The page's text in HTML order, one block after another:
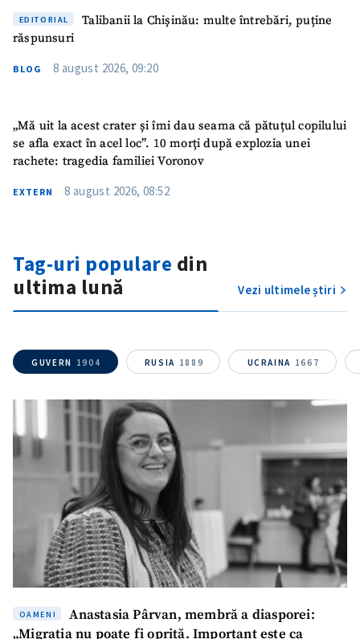
EDITORIAL
Talibanii la Chișinău: multe întrebări, puține
răspunsuri
BLOG 8 august 2026, 09:20
„Mă uit la acest crater și îmi dau seama că pătuțul copilului
se afla exact în acel loc”. 10 morți după explozia unei
rachete: tragedia familiei Voronov
EXTERN 8 august 2026, 08:52
Tag-uri populare din
ultima lună
Vezi ultimele știri
GUVERN 1904 RUSIA 1889 UCRAINA 1667
OAMENI
Anastasia Pârvan, membră a diasporei:
„Migrația nu poate fi oprită. Important este ca
ȘTIREA MEA
Titlu știre
+ Adaugă titlu